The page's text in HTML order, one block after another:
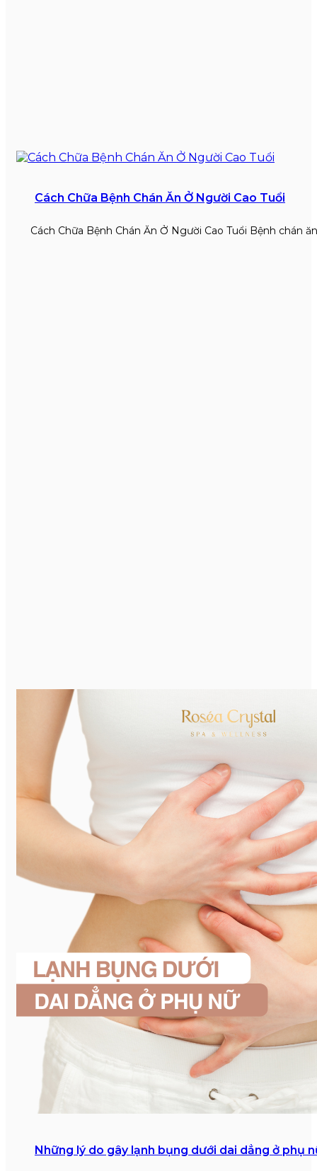
Cách Chữa Bệnh Chán Ăn Ở Người Cao Tuổi
Cách Chữa Bệnh Chán Ăn Ở Người Cao Tuổi Bệnh chán
Những lý do gây lạnh bụng dưới dai dẳng ở phụ